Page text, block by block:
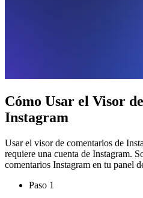
Cómo Usar el Visor
Instagram
Usar el visor de comentarios de
requiere una cuenta de Instagram.
comentarios Instagram en tu panel
Paso 1